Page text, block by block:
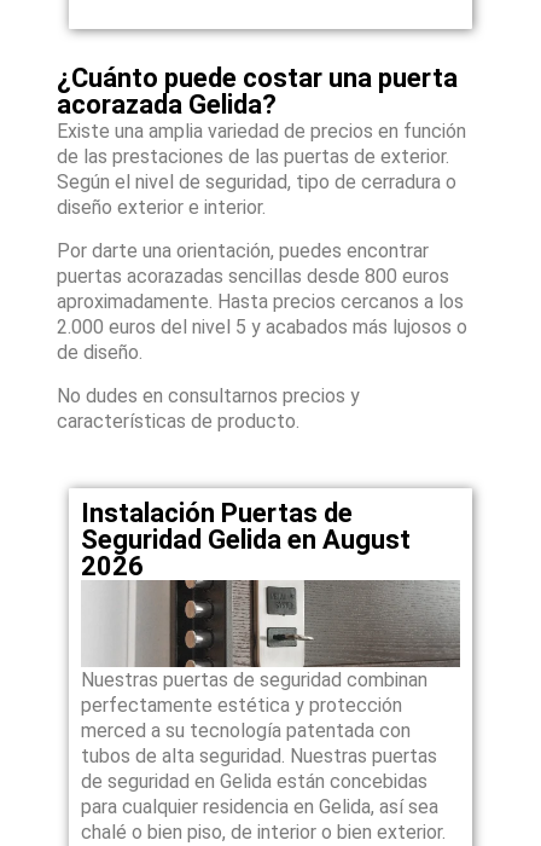
¿Cuánto puede costar una puerta
acorazada Gelida?
Existe una amplia variedad de precios en función
de las prestaciones de las puertas de exterior.
Según el nivel de seguridad, tipo de cerradura o
diseño exterior e interior.
Por darte una orientación, puedes encontrar
puertas acorazadas sencillas desde 800 euros
aproximadamente. Hasta precios cercanos a los
2.000 euros del nivel 5 y acabados más lujosos o
de diseño.
No dudes en consultarnos precios y
características de producto.
Instalación Puertas de
Seguridad Gelida en August
2026
Nuestras puertas de seguridad combinan
perfectamente estética y protección
merced a su tecnología patentada con
tubos de alta seguridad. Nuestras puertas
de seguridad en Gelida están concebidas
para cualquier residencia en Gelida, así sea
chalé o bien piso, de interior o bien exterior.